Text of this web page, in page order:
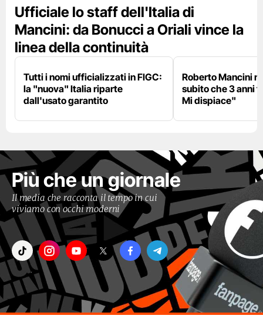
Ufficiale lo staff dell'Italia di
Mancini: da Bonucci a Oriali vince la
linea della continuità
Tutti i nomi ufficializzati in FIGC:
la "nuova" Italia riparte
dall'usato garantito
Roberto Mancini
subito che 3 anni
Mi dispiace"
Più che un giornale
Il media che racconta il tempo in cui
viviamo con occhi moderni